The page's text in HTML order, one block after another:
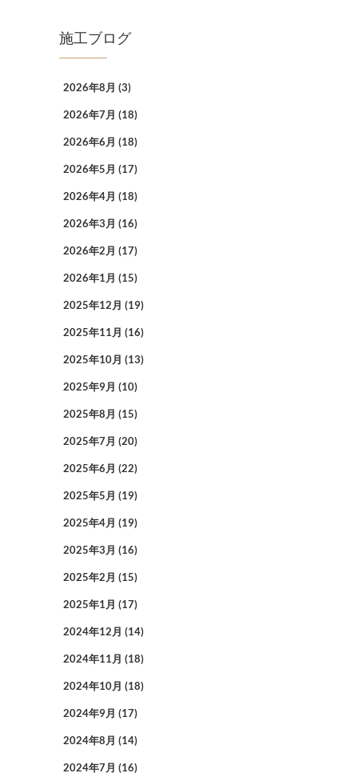
施工ブログ
2026年8月 (3)
2026年7月 (18)
2026年6月 (18)
2026年5月 (17)
2026年4月 (18)
2026年3月 (16)
2026年2月 (17)
2026年1月 (15)
2025年12月 (19)
2025年11月 (16)
2025年10月 (13)
2025年9月 (10)
2025年8月 (15)
2025年7月 (20)
2025年6月 (22)
2025年5月 (19)
2025年4月 (19)
2025年3月 (16)
2025年2月 (15)
2025年1月 (17)
2024年12月 (14)
2024年11月 (18)
2024年10月 (18)
2024年9月 (17)
2024年8月 (14)
2024年7月 (16)